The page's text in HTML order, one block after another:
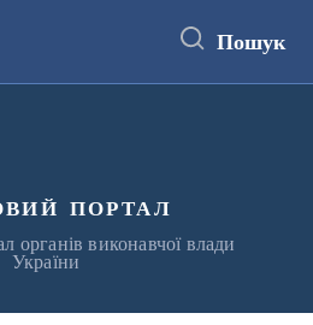
Пошук
портал
органів виконавчої влади
України